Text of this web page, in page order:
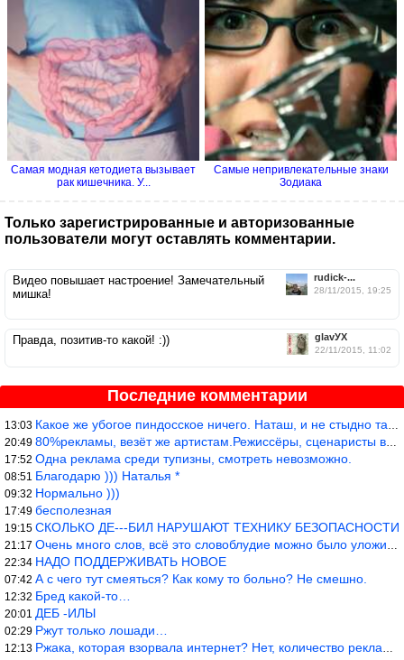
Самая модная кетодиета вызывает
рак кишечника. У...
Самые непривлекательные знаки
Зодиака
Только зарегистрированные и авторизованные
пользователи могут оставлять комментарии.
rudick-...
28/11/2015, 19:25
Видео повышает настроение! Замечательный
мишка!
glavУХ
22/11/2015, 11:02
Правда, позитив-то какой! :))
Последние комментарии
13:03 Какое же убогое пиндосское ничего. Наташ, и не стыдно такую фигн
20:49 80%рекламы, везёт же артистам.Режиссёры, сценаристы вы где или к
17:52 Одна реклама среди тупизны, смотреть невозможно.
08:51 Благодарю ))) Наталья *
09:32 Нормально )))
17:49 бесполезная
19:15 СКОЛЬКО ДЕ---БИЛ НАРУШАЮТ ТЕХНИКУ БЕЗОПАСНОСТИ
21:17 Очень много слов, всё это словоблудие можно было уложить в 1 мин
22:34 НАДО ПОДДЕРЖИВАТЬ НОВОЕ
07:42 А с чего тут смеяться? Как кому то больно? Не смешно.
12:32 Бред какой-то…
20:01 ДЕБ -ИЛЫ
02:29 Ржут только лошади…
12:13 Ржака, которая взорвала интернет? Нет, количество рекламы выводи